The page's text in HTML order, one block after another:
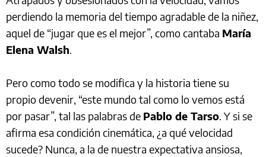
perdiendo la memoria del tiempo agradable de la niñez,
aquel de “jugar que es el mejor”, como cantaba María
Elena Walsh.
Pero como todo se modifica y la historia tiene su
propio devenir, “este mundo tal como lo vemos está
por pasar”, tal las palabras de Pablo de Tarso. Y si se
afirma esa condición cinemática, ¿a qué velocidad
sucede? Nunca, a la de nuestra expectativa ansiosa,